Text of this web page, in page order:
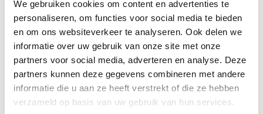
We gebruiken cookies om content en advertenties te
personaliseren, om functies voor social media te bieden
en om ons websiteverkeer te analyseren. Ook delen we
informatie over uw gebruik van onze site met onze
partners voor social media, adverteren en analyse. Deze
partners kunnen deze gegevens combineren met andere
informatie die u aan ze heeft verstrekt of die ze hebben
verzameld op basis van uw gebruik van hun services.
9,1